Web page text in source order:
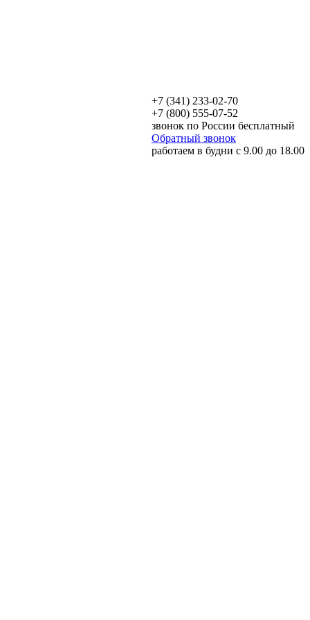
+7 (341) 233-02-70
+7 (800) 555-07-52
звонок по России бесплатный
Обратный звонок
работаем в будни с 9.00 до 18.00